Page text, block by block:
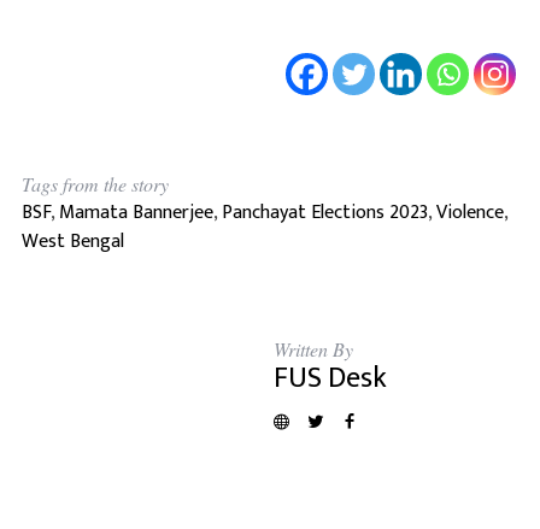
Tags from the story
BSF,Mamata Bannerjee,Panchayat Elections 2023,Violence,
West Bengal
Written By
FUS Desk